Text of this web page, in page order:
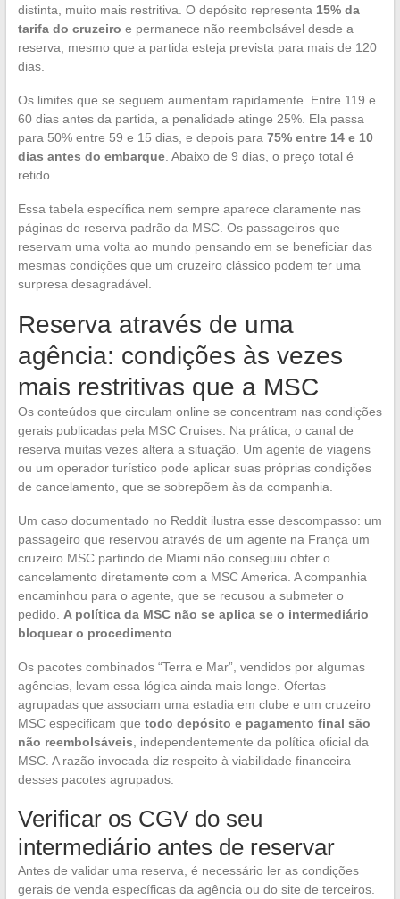
distinta, muito mais restritiva. O depósito representa 15% da
tarifa do cruzeiro e permanece não reembolsável desde a
reserva, mesmo que a partida esteja prevista para mais de 120
dias.
Os limites que se seguem aumentam rapidamente. Entre 119 e
60 dias antes da partida, a penalidade atinge 25%. Ela passa
para 50% entre 59 e 15 dias, e depois para 75% entre 14 e 10
dias antes do embarque. Abaixo de 9 dias, o preço total é
retido.
Essa tabela específica nem sempre aparece claramente nas
páginas de reserva padrão da MSC. Os passageiros que
reservam uma volta ao mundo pensando em se beneficiar das
mesmas condições que um cruzeiro clássico podem ter uma
surpresa desagradável.
Reserva através de uma
agência: condições às vezes
mais restritivas que a MSC
Os conteúdos que circulam online se concentram nas condições
gerais publicadas pela MSC Cruises. Na prática, o canal de
reserva muitas vezes altera a situação. Um agente de viagens
ou um operador turístico pode aplicar suas próprias condições
de cancelamento, que se sobrepõem às da companhia.
Um caso documentado no Reddit ilustra esse descompasso: um
passageiro que reservou através de um agente na França um
cruzeiro MSC partindo de Miami não conseguiu obter o
cancelamento diretamente com a MSC America. A companhia
encaminhou para o agente, que se recusou a submeter o
pedido. A política da MSC não se aplica se o intermediário
bloquear o procedimento
Os pacotes combinados “Terra e Mar”, vendidos por algumas
agências, levam essa lógica ainda mais longe. Ofertas
agrupadas que associam uma estadia em clube e um cruzeiro
MSC especificam que todo depósito e pagamento final são
não reembolsáveis , independentemente da política oficial da
MSC. A razão invocada diz respeito à viabilidade financeira
desses pacotes agrupados.
Verificar os CGV do seu
intermediário antes de reservar
Antes de validar uma reserva, é necessário ler as condições
gerais de venda específicas da agência ou do site de terceiros.